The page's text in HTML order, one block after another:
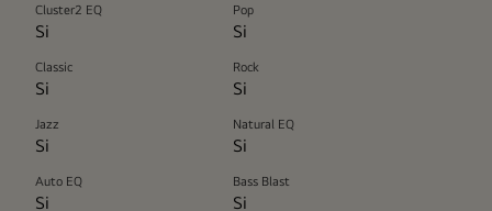
Cluster2 EQ
Si
Pop
Si
Classic
Si
Rock
Si
Jazz
Si
Natural EQ
Si
Auto EQ
Si
Bass Blast
Si